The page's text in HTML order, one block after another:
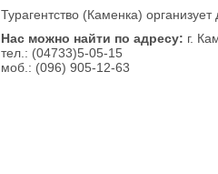
Турагентство (Каменка)
Нас можно найти по адресу: г.
тел.: (04733)5-05-15
моб.: (096) 905-12-63